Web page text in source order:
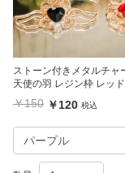
ストーン付きメタルチャーム
天使の羽 レジン枠 レッド ブルー パ
ープル ホワイト ブラック
￥150 ￥120 税込